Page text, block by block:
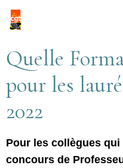
Quelle
pour les
2022
Pour les collègues
concours de